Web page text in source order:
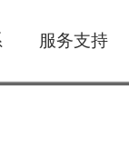
服务支持